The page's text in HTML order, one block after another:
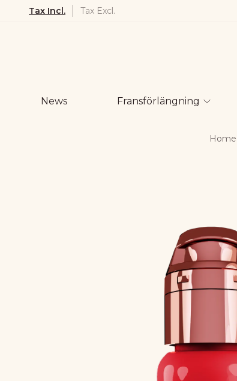
Tax Incl. Tax Excl.
News Fransförlängning
Home